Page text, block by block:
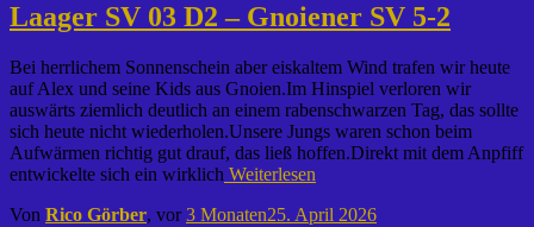
Laager SV 03 D2 – Gnoiener SV 5-2
Bei herrlichem Sonnenschein aber eiskaltem Wind trafen wir heute
auf Alex und seine Kids aus Gnoien.Im Hinspiel verloren wir
auswärts ziemlich deutlich an einem rabenschwarzen Tag, das sollte
sich heute nicht wiederholen.Unsere Jungs waren schon beim
Aufwärmen richtig gut drauf, das ließ hoffen.Direkt mit dem Anpfiff
entwickelte sich ein wirklich Weiterlesen
Von Rico Görber, vor3 Monaten25. April 2026